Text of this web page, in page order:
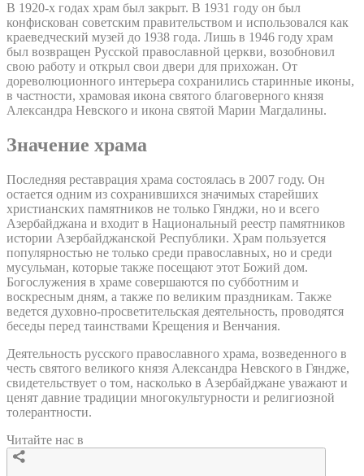
В 1920-х годах храм был закрыт. В 1931 году он был
конфискован советским правительством и использовался как
краеведческий музей до 1938 года. Лишь в 1946 году храм
был возвращен Русской православной церкви, возобновил
свою работу и открыл свои двери для прихожан. От
дореволюционного интерьера сохранились старинные иконы,
в частности, храмовая икона святого благоверного князя
Александра Невского и икона святой Марии Магдалины.
Значение храма
Последняя реставрация храма состоялась в 2007 году. Он
остается одним из сохранившихся значимых старейших
христианских памятников не только Гянджи, но и всего
Азербайджана и входит в Национальный реестр памятников
истории Азербайджанской Республики. Храм пользуется
популярностью не только среди православных, но и среди
мусульман, которые также посещают этот Божий дом.
Богослужения в храме совершаются по субботним и
воскресным дням, а также по великим праздникам. Также
ведется духовно-просветительская деятельность, проводятся
беседы перед таинствами Крещения и Венчания.
Деятельность русского православного храма, возведенного в
честь святого великого князя Александра Невского в Гяндже,
свидетельствует о том, насколько в Азербайджане уважают и
ценят давние традиции многокультурности и религиозной
толерантности.
Читайте нас в